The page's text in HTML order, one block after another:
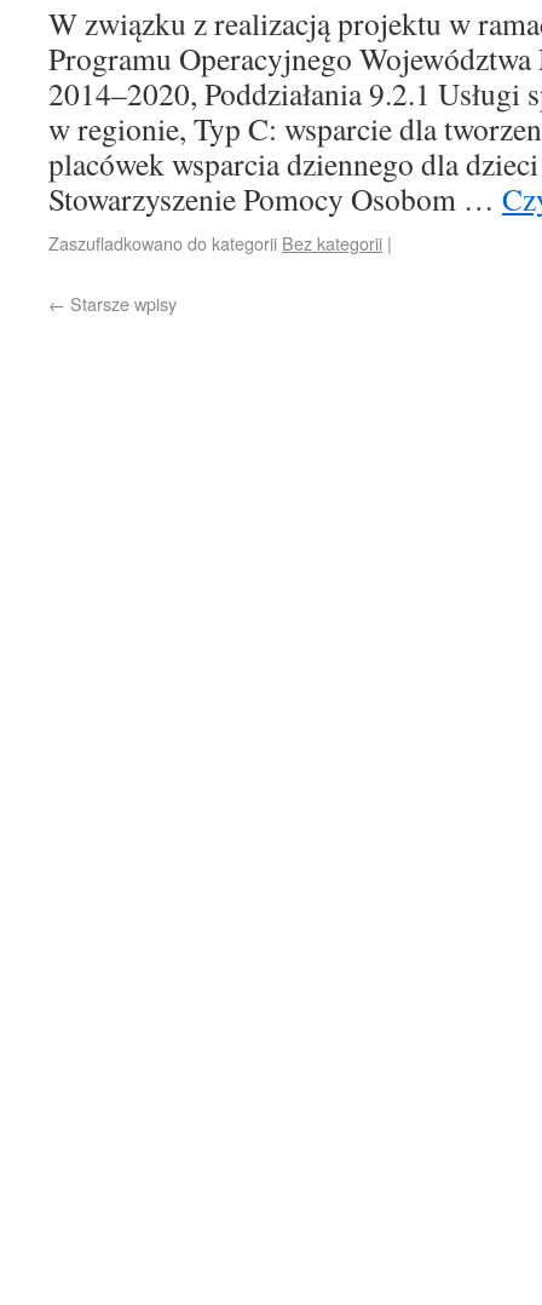
W związku z realizacją projektu w
Programu Operacyjnego Województwa
2014–2020, Poddziałania 9.2.1 Usługi
w regionie, Typ C: wsparcie dla
placówek wsparcia dziennego dla
Stowarzyszenie Pomocy Osobom …
Zaszufladkowano do kategorii Bez kategorii |
← Starsze wpisy